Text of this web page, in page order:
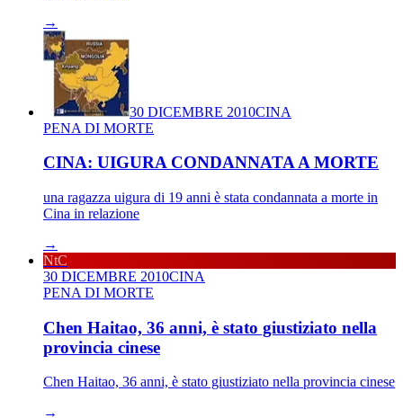
→
30 DICEMBRE 2010CINA
PENA DI MORTE
CINA: UIGURA CONDANNATA A MORTE
una ragazza uigura di 19 anni è stata condannata a morte in
Cina in relazione
→
NtC
30 DICEMBRE 2010CINA
PENA DI MORTE
Chen Haitao, 36 anni, è stato giustiziato nella
provincia cinese
Chen Haitao, 36 anni, è stato giustiziato nella provincia cinese
→